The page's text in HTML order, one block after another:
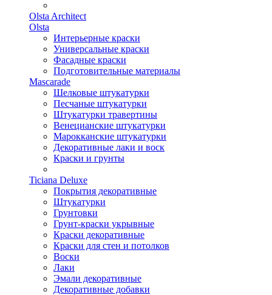
Olsta Architect
Olsta
Интерьерные краски
Универсальные краски
Фасадные краски
Подготовительные материалы
Mascarade
Шелковые штукатурки
Песчаные штукатурки
Штукатурки травертины
Венецианские штукатурки
Марокканские штукатурки
Декоративные лаки и воск
Краски и грунты
Ticiana Deluxe
Покрытия декоративные
Штукатурки
Грунтовки
Грунт-краски укрывные
Краски декоративные
Краски для стен и потолков
Воски
Лаки
Эмали декоративные
Декоративные добавки